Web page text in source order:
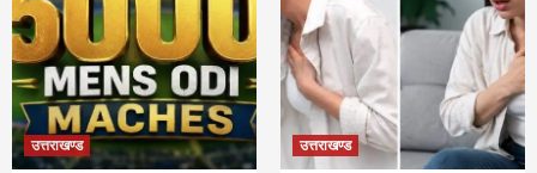
उत्तराखण्ड उत्तराखण्ड